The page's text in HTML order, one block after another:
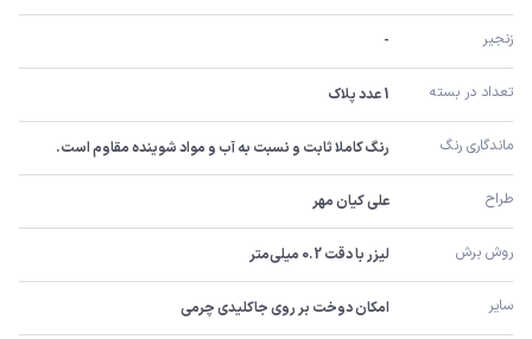
زنجیر -
تعداد در بسته 1 عدد پلاک
ماندگاری رنگ رنگ کاملا ثابت و نسبت به آب و مواد شوینده مقاوم است.
طراح علی کیان مهر
روش برش لیزر با دقت 0.2 میلی‌متر
سایر امکان دوخت بر روی جاکلیدی چرمی